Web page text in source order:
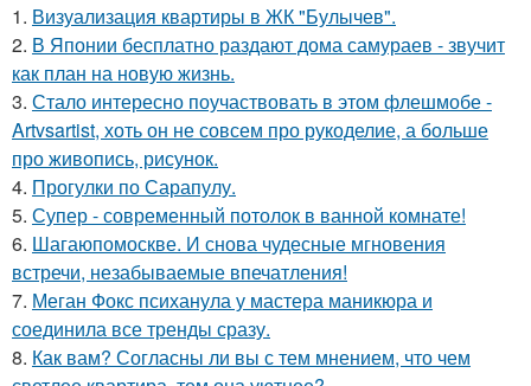
1. Визуализация квартиры в ЖК "Булычев".
2. В Японии бесплатно раздают дома самураев - звучит
как план на новую жизнь.
3. Стало интересно поучаствовать в этом флешмобе -
Artvsartist, хоть он не совсем про рукоделие, а больше
про живопись, рисунок.
4. Прогулки по Сарапулу.
5. Супер - современный потолок в ванной комнате!
6. Шагаюпомоскве. И снова чудесные мгновения
встречи, незабываемые впечатления!
7. Меган Фокс психанула у мастера маникюра и
соединила все тренды сразу.
8. Как вам? Согласны ли вы с тем мнением, что чем